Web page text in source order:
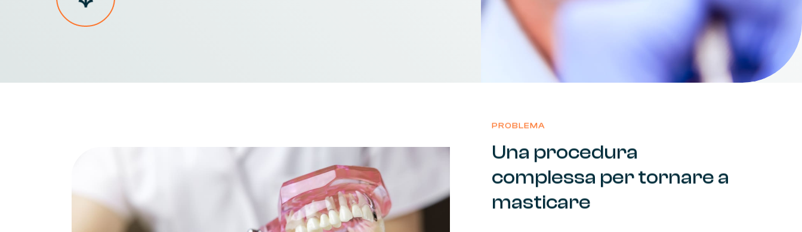
PROBLEMA
Una procedura
complessa pertornare a
masticare